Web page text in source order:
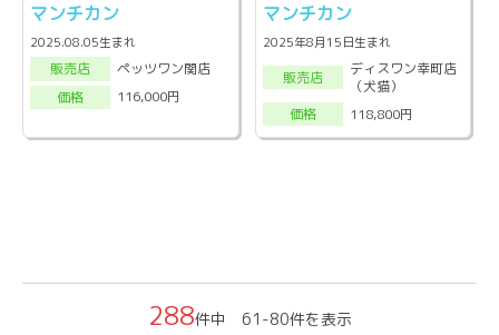
マンチカン
2025.08.05生まれ
販売店
ペッツワン関店
価格
116,000円
マンチカン
2025年8月15日生まれ
販売店
ディスワン幸町店
（犬猫）
価格
118,800円
288件中 61-80件を表示